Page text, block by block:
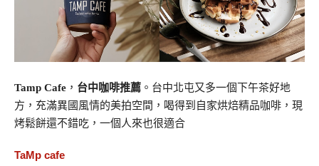
Tamp Cafe ， 台中咖啡推薦 。台中北屯又多一個下午茶好地
方，充滿異國風情的美拍空間，喝得到自家烘焙精品咖啡，現
烤鬆餅還不錯吃，一個人來也很適合
TaMp cafe